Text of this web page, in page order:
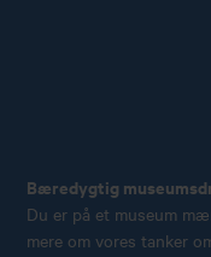
Bæredygtig
Du er på et museum
mere om vores tanker